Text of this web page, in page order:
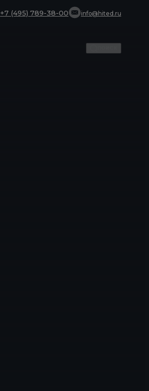
+7 (495) 789-38-00 info@hited.ru